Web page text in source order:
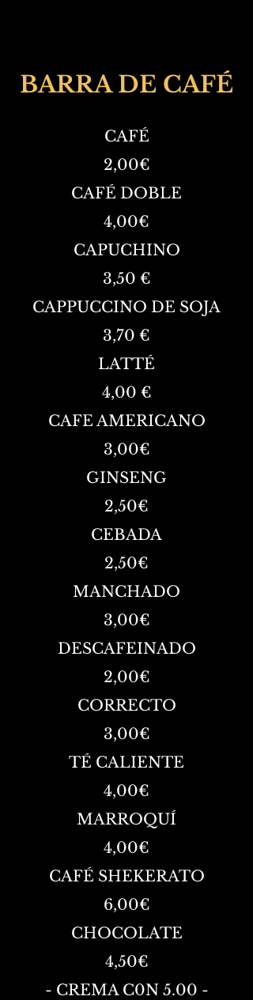
BARRA DE CAFÉ
CAFÉ
2,00€
CAFÉ DOBLE
4,00€
CAPUCHINO
3,50 €
CAPPUCCINO DE SOJA
3,70 €
LATTÉ
4,00 €
CAFE AMERICANO
3,00€
GINSENG
2,50€
CEBADA
2,50€
MANCHADO
3,00€
DESCAFEINADO
2,00€
CORRECTO
3,00€
TÉ CALIENTE
4,00€
MARROQUÍ
4,00€
CAFÉ SHEKERATO
6,00€
CHOCOLATE
4,50€
- CREMA C0N 5.00 -